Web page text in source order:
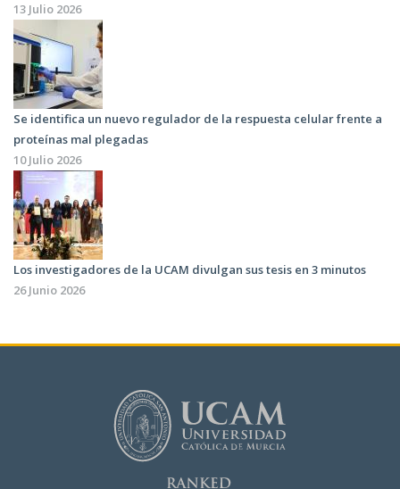
13 Julio 2026
Se identifica un nuevo regulador de la respuesta celular frente a
proteínas mal plegadas
10 Julio 2026
Los investigadores de la UCAM divulgan sus tesis en 3 minutos
26 Junio 2026